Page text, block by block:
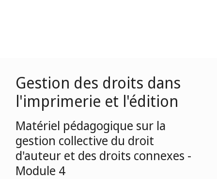
Gestion des droits dans
l'imprimerie et l'édition
Matériel pédagogique sur la
gestion collective du droit
d'auteur et des droits connexes -
Module 4